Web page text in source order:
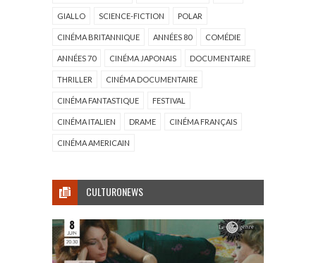
GIALLO SCIENCE-FICTION POLAR
CINÉMA BRITANNIQUE ANNÉES 80 COMÉDIE
ANNÉES 70 CINÉMA JAPONAIS DOCUMENTAIRE
THRILLER CINÉMA DOCUMENTAIRE
CINÉMA FANTASTIQUE FESTIVAL
CINÉMA ITALIEN DRAME CINÉMA FRANÇAIS
CINÉMA AMERICAIN
CULTURONEWS